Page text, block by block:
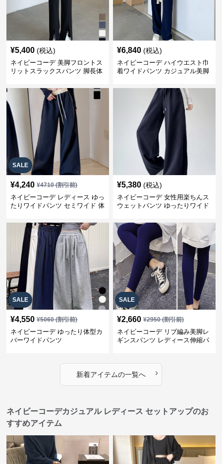
¥5,400 (税込)
ネイビーコーデ 美脚フロントス
リットスラックスパンツ 脚長体
¥6,840 (税込)
ネイビーコーデ ハイウエスト巾
着ワイドパンツ カジュアル美脚
SALE
¥4,240 ¥4710(割引前)
ネイビーコーデ レディース ゆっ
たりワイドパンツ セミワイド 体
¥5,380 (税込)
ネイビーコーデ 女性用楽ちんス
ウェットパンツ ゆったりワイド
SALE
¥4,550 ¥5060(割引前)
ネイビーコーデ ゆったり体型カ
バーワイドパンツ
SALE
¥2,660 ¥2950(割引前)
ネイビーコーデ リブ編み美脚レ
ギンスパンツ レディース伸縮パ
新着アイテムの一覧へ ›
ネイビーコーデカジュアル レディース セットアップのお
すすめアイテム